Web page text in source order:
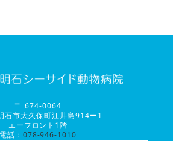
〒 674-0064
石市大久保町江井島914ー1
エーフロント1階
電話： 078-946-1010